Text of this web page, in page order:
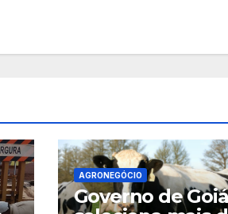
AGRONEGÓCIO
Governo de